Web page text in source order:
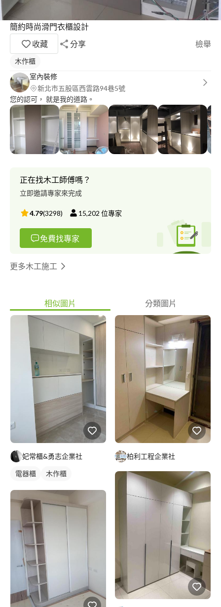
簡約時尚滑門衣櫃設計
收藏
分享 檢舉
木作櫃
室內裝修
新北市五股區西雲路94巷5號
您的認可， 就是我的道路。
正在找木工師傅嗎？
立即邀請專家來完成
4.79(3298) 15,202 位專家
免費找專家
更多木工施工
相似圖片 分類圖片
妃常櫃&勇志企業社
電器櫃 木作櫃
柏利工程企業社